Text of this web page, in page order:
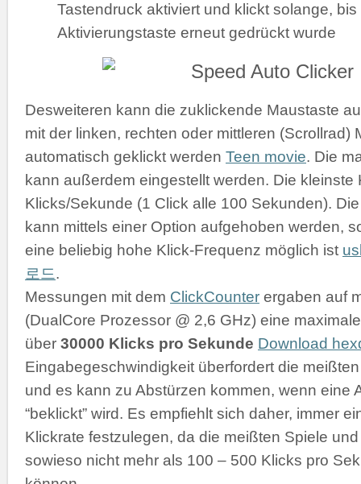
Tastendruck aktiviert und klickt solange, bis
Aktivierungstaste erneut gedrückt wurde
Desweiteren kann die zuklickende Maustaste
mit der linken, rechten oder mittleren (Scrollrad)
automatisch geklickt werden Teen movie. Die
kann außerdem eingestellt werden. Die kleinste
Klicks/Sekunde (1 Click alle 100 Sekunden).
kann mittels einer Option aufgehoben werden,
eine beliebig hohe Klick-Frequenz möglich ist
로드.
Messungen mit dem ClickCounter ergaben auf
(DualCore Prozessor @ 2,6 GHz) eine
über 30000 Klicks pro Sekunde Download
Eingabegeschwindigkeit überfordert die
und es kann zu Abstürzen kommen, wenn eine
“beklickt” wird. Es empfiehlt sich daher, immer
Klickrate festzulegen, da die meißten Spiele
sowieso nicht mehr als 100 – 500 Klicks pro